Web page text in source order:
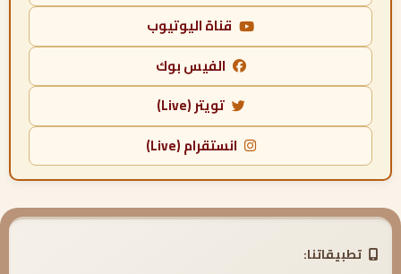
قناة اليوتيوب
الفيس بوك
تويتر (Live)
انستقرام (Live)
تطبيقاتنا: